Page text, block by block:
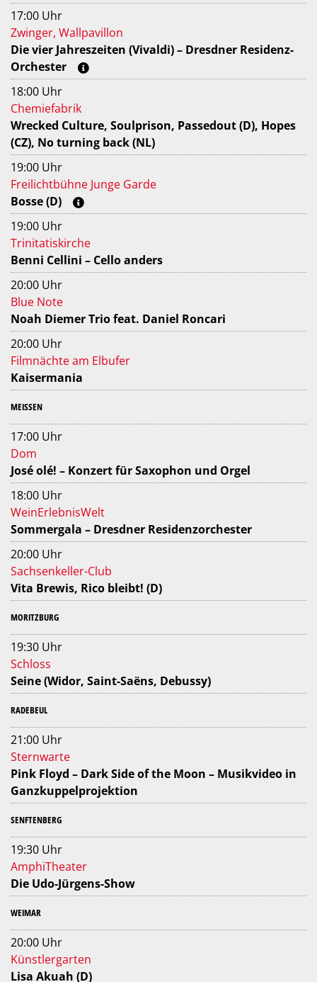
17:00 Uhr
Zwinger, Wallpavillon
Die vier Jahreszeiten (Vivaldi) – Dresdner Residenz-
Orchester
18:00 Uhr
Chemiefabrik
Wrecked Culture, Soulprison, Passedout (D), Hopes
(CZ), No turning back (NL)
19:00 Uhr
Freilichtbühne Junge Garde
Bosse (D)
19:00 Uhr
Trinitatiskirche
Benni Cellini – Cello anders
20:00 Uhr
Blue Note
Noah Diemer Trio feat. Daniel Roncari
20:00 Uhr
Filmnächte am Elbufer
Kaisermania
MEISSEN
17:00 Uhr
Dom
José olé! – Konzert für Saxophon und Orgel
18:00 Uhr
WeinErlebnisWelt
Sommergala – Dresdner Residenzorchester
20:00 Uhr
Sachsenkeller-Club
Vita Brewis, Rico bleibt! (D)
MORITZBURG
19:30 Uhr
Schloss
Seine (Widor, Saint-Saëns, Debussy)
RADEBEUL
21:00 Uhr
Sternwarte
Pink Floyd – Dark Side of the Moon – Musikvideo in
Ganzkuppelprojektion
SENFTENBERG
19:30 Uhr
AmphiTheater
Die Udo-Jürgens-Show
WEIMAR
20:00 Uhr
Künstlergarten
Lisa Akuah (D)